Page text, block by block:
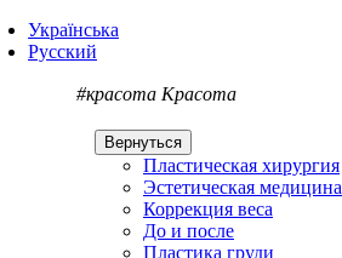
Українська
Русский
#красота Красота
Вернуться
Пластическая хирургия
Эстетическая медицина
Коррекция веса
До и после
Пластика груди